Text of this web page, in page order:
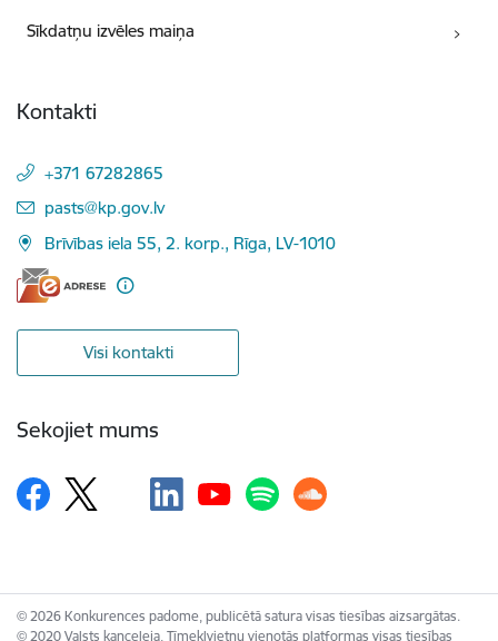
Sīkdatņu izvēles maiņa
Kontakti
+371 67282865
E-pasts:
pasts@kp.gov.lv
Brīvības iela 55, 2. korp., Rīga, LV-1010
Visi kontakti
Sekojiet mums
© 2026 Konkurences padome, publicētā satura visas tiesības aizsargātas.
© 2020 Valsts kanceleja, Tīmekļvietņu vienotās platformas visas tiesības